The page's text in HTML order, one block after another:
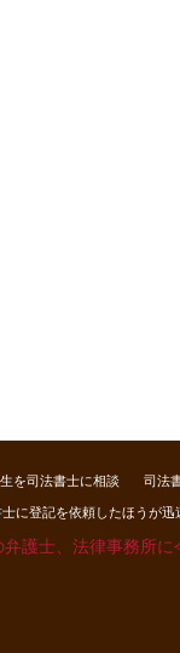
を司法書士に相談 司法
に登記を依頼したほうが迅
護士、法律事務所